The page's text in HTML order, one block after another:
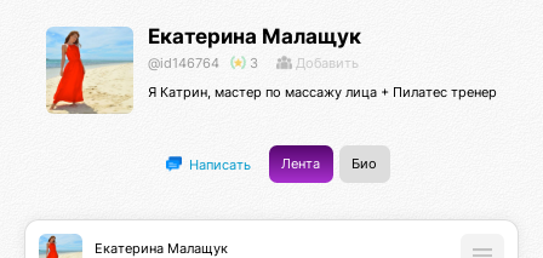
Екатерина Малащук
@id146764 3
Добавить
Я Катрин, мастер по массажу лица + Пилатес тренер
Написать Лента Био
Екатерина Малащук